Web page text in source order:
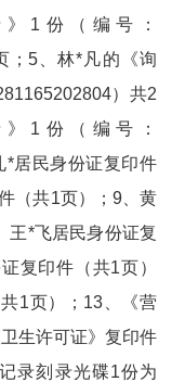
1份
（编号：
；5、林*凡的
《询
）共2
1份
（编号：
*居民身份证复印件
（共1页）；9、 黄
王*飞居民身份证复
复印件（共1页）
1页）；13、《营
生许可证》 复印件
录刻录光碟1份为